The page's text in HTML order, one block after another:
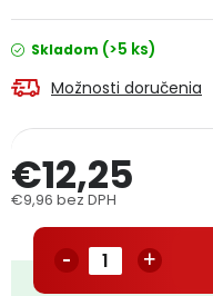
Obchodné podmienky
Podmienky ochrany
Skladom (>5 ks)
Možnosti doručenia
€12,25
€9,96 bez DPH